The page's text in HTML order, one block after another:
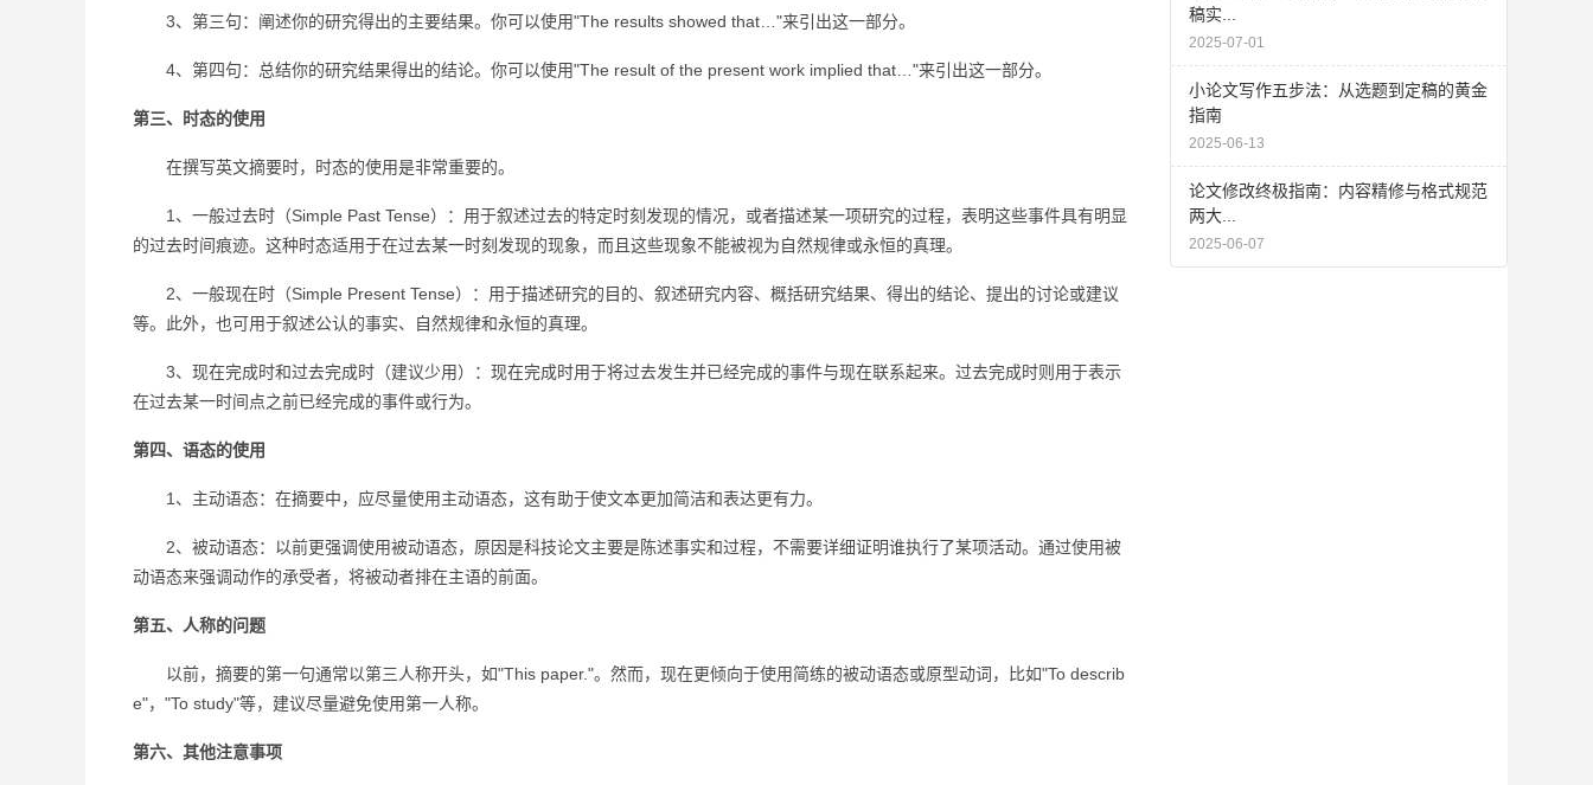
3、第三句：阐述你的研究得出的主要结果。你可以使用"The results showed that…"来引出这一部分。
4、第四句：总结你的研究结果得出的结论。你可以使用"The result of the present work implied that…"来引出这一部分。
第三、时态的使用
在撰写英文摘要时，时态的使用是非常重要的。
1、一般过去时（Simple Past Tense）：用于叙述过去的特定时刻发现的情况，或者描述某一项研究的过程，表明这些事件具有明显
的过去时间痕迹。这种时态适用于在过去某一时刻发现的现象，而且这些现象不能被视为自然规律或永恒的真理。
2、一般现在时（Simple Present Tense）：用于描述研究的目的、叙述研究内容、概括研究结果、得出的结论、提出的讨论或建议
等。此外，也可用于叙述公认的事实、自然规律和永恒的真理。
3、现在完成时和过去完成时（建议少用）：现在完成时用于将过去发生并已经完成的事件与现在联系起来。过去完成时则用于表示
在过去某一时间点之前已经完成的事件或行为。
第四、语态的使用
1、主动语态：在摘要中，应尽量使用主动语态，这有助于使文本更加简洁和表达更有力。
2、被动语态：以前更强调使用被动语态，原因是科技论文主要是陈述事实和过程，不需要详细证明谁执行了某项活动。通过使用被
动语态来强调动作的承受者，将被动者排在主语的前面。
第五、人称的问题
以前，摘要的第一句通常以第三人称开头，如"This paper."。然而，现在更倾向于使用简练的被动语态或原型动词，比如"To describ
e"，"To study"等，建议尽量避免使用第一人称。
第六、其他注意事项
稿实...
2025-07-01
小论文写作五步法：从选题到定稿的黄金
指南
2025-06-13
论文修改终极指南：内容精修与格式规范
两大...
2025-06-07